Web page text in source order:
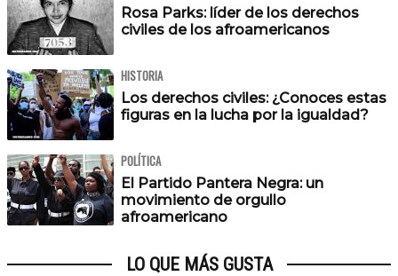
Rosa Parks: líder de los derechos
civiles de los afroamericanos
HISTORIA
Los derechos civiles: ¿Conoces estas
figuras en la lucha por la igualdad?
POLÍTICA
El Partido Pantera Negra: un
movimiento de orgullo
afroamericano
LO QUE MÁS GUSTA